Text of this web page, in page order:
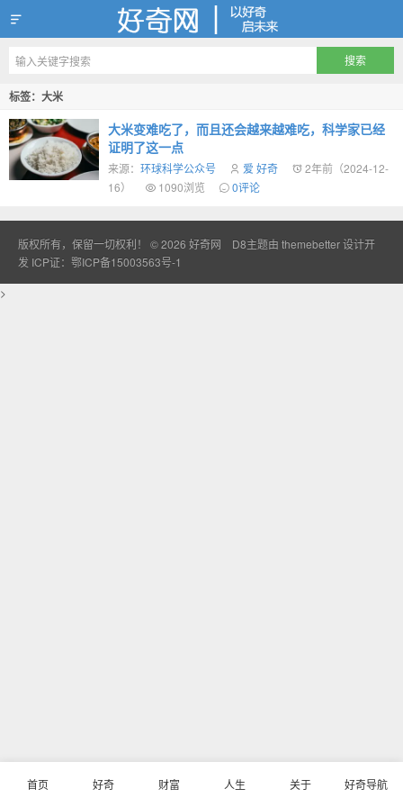
好奇网
标签：大米
大米变难吃了，而且还会越来越难吃，科学家已经
证明了这一点
来源： 环球科学公众号 爱 好奇
2年前（2024-12-
16）
1090浏览 0评论
版权所有，保留一切权利！ © 2026 好奇网 D8主题由 themebetter设计开
发 ICP证：鄂ICP备15003563号-1
首页 好奇 财富 人生 关于 好奇导航
>